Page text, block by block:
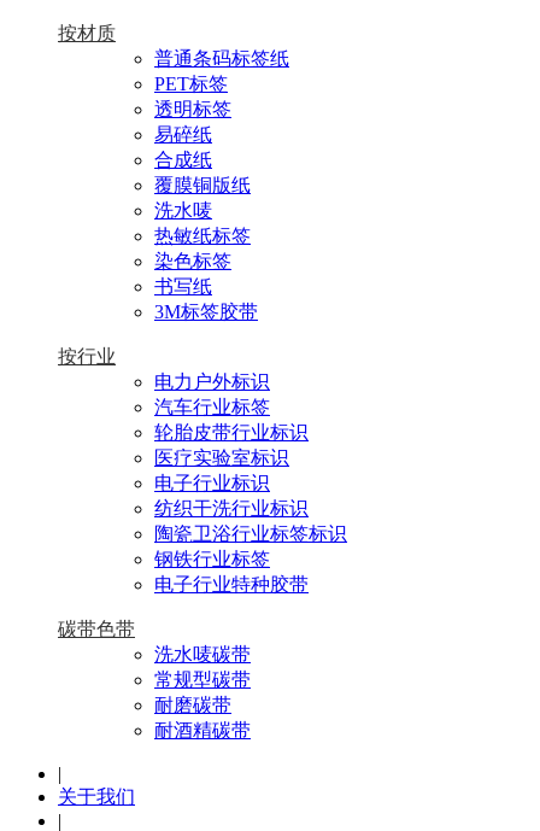
按材质
普通条码标签纸
PET标签
透明标签
易碎纸
合成纸
覆膜铜版纸
洗水唛
热敏纸标签
染色标签
书写纸
3M标签胶带
按行业
电力户外标识
汽车行业标签
轮胎皮带行业标识
医疗实验室标识
电子行业标识
纺织干洗行业标识
陶瓷卫浴行业标签标识
钢铁行业标签
电子行业特种胶带
碳带色带
洗水唛碳带
常规型碳带
耐磨碳带
耐酒精碳带
|
关于我们
|